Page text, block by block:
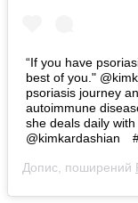
“If you have
best of you."
psoriasis journey
autoimmune
she deals daily
@kimkardashian⠀
Допис, поширений